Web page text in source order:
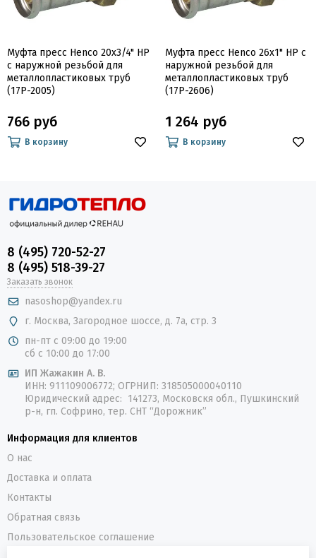
Муфта пресс Henco 20х3/4" НР
c наружной резьбой для
металлопластиковых труб
(17P-2005)
766 руб
В корзину
Муфта пресс Henco 26х1" НР c
наружной резьбой для
металлопластиковых труб
(17P-2606)
1 264 руб
В корзину
8 (495) 720-52-27
8 (495) 518-39-27
Заказать звонок
nasoshop@yandex.ru
г. Москва, Загородное шоссе, д. 7а, стр. 3
пн-пт с 09:00 до 19:00
сб с 10:00 до 17:00
ИП Жажакин А. В.
ИНН: 911109006772; ОГРНИП: 318505000040110
Юридический адрес: 141273, Московскя обл., Пушкинский
р-н, гп. Софрино, тер. СНТ “Дорожник”
Информация для клиентов
О нас
Доставка и оплата
Контакты
Обратная связь
Пользовательское соглашение